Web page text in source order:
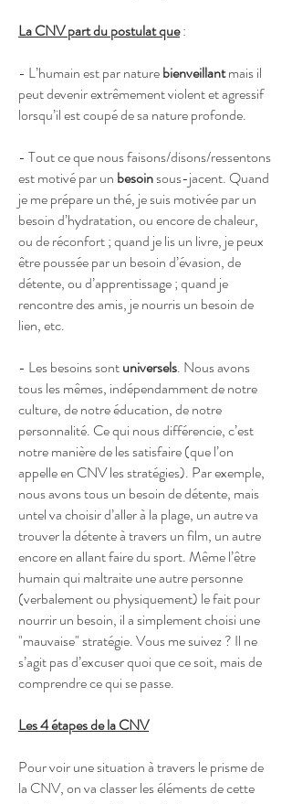
La CNV part du postulat que:
- L’humain est par naturebienveillantmais il
peut devenir extrêmement violent et agressif
lorsqu’il est coupé de sa nature profonde.
- Tout ce que nous faisons/disons/ressentons
est motivé par un besoinsous-jacent. Quand
je me prépare un thé, je suis motivée par un
besoin d’hydratation, ou encore de chaleur,
ou de réconfort ; quand je lis un livre, je peux
être poussée par un besoin d’évasion, de
détente, ou d’apprentissage ; quand je
rencontre des amis, je nourris un besoin de
lien, etc.
- Les besoins sontuniversels. Nous avons
tous les mêmes, indépendamment de notre
culture, de notre éducation, de notre
personnalité. Ce qui nous différencie, c’est
notre manière de les satisfaire (que l’on
appelle en CNV les stratégies). Par exemple,
nous avons tous un besoin de détente, mais
untel va choisir d’aller à la plage, un autre va
trouver la détente à travers un film, un autre
encore en allant faire du sport. Même l’être
humain qui maltraite une autre personne
(verbalement ou physiquement) le fait pour
nourrir un besoin, il a simplement choisi une
"mauvaise" stratégie. Vous me suivez ? Il ne
s’agit pas d’excuser quoi que ce soit, mais de
comprendre ce qui se passe.
Les 4 étapes de la CNV
Pour voir une situation à travers le prisme de
la CNV, on va classer les éléments de cette